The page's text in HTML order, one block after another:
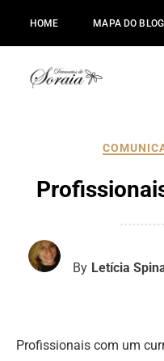
HOME MAPA DO BLOG
By Letícia
Profissionais com um